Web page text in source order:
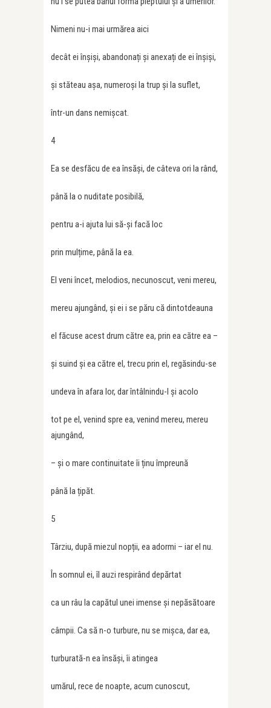
Nimeni nu-i mai urmărea aici
decât ei înșiși, abandonați și anexați de ei înșiși,
și stăteau așa, numeroși la trup și la suflet,
într-un dans nemișcat.
4
Ea se desfăcu de ea însăși, de câteva ori la rând,
până la o nuditate posibilă,
pentru a-i ajuta lui să-și facă loc
prin mulțime, până la ea.
El veni încet, melodios, necunoscut, veni mereu,
mereu ajungând, și ei i se păru că dintotdeauna
el făcuse acest drum către ea, prin ea către ea –
și suind și ea către el, trecu prin el, regăsindu-se
undeva în afara lor, dar întâlnindu-l și acolo
tot pe el, venind spre ea, venind mereu, mereu
ajungând,
– și o mare continuitate îi ținu împreună
până la țipăt.
5
Târziu, după miezul nopții, ea adormi – iar el nu.
În somnul ei, îl auzi respirând depărtat
ca un râu la capătul unei imense și nepăsătoare
câmpii. Ca să n-o turbure, nu se mișca, dar ea,
turburată-n ea însăși, îi atingea
umărul, rece de noapte, acum cunoscut,